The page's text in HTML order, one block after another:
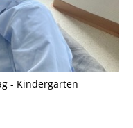
- Kindergarten